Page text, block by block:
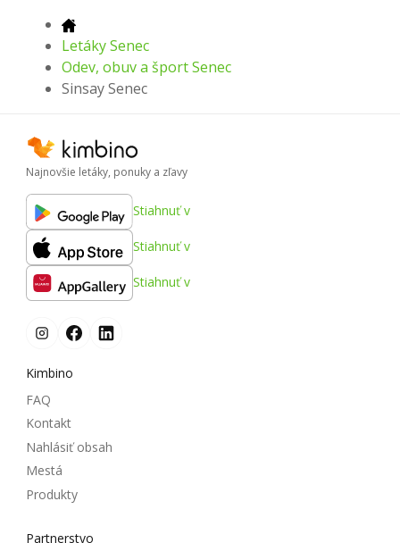
Letáky Senec
Odev, obuv a šport Senec
Sinsay Senec
Najnovšie letáky, ponuky a zľavy
Stiahnuť v
Stiahnuť v
Stiahnuť v
Kimbino
FAQ
Kontakt
Nahlásiť obsah
Mestá
Produkty
Partnerstvo